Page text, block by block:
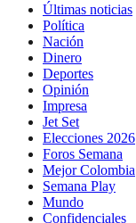
Últimas noticias
Política
Nación
Dinero
Deportes
Opinión
Impresa
Jet Set
Elecciones 2026
Foros Semana
Mejor Colombia
Semana Play
Mundo
Confidenciales